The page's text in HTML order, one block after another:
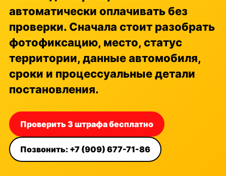
автоматически оплачивать без
проверки. Сначала стоит разобрать
фотофиксацию, место, статус
территории, данные автомобиля,
сроки и процессуальные детали
постановления.
Проверить 3 штрафа бесплатно
Позвонить: +7 (909) 677-71-86